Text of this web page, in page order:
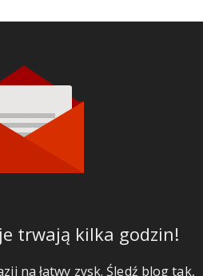
trwają kilka godzin!
na łatwy zysk. Śledź blog tak,